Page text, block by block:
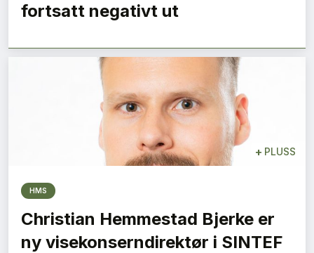
fortsatt negativt ut
+ PLUSS
HMS
Christian Hemmestad Bjerke er
ny visekonserndirektør i SINTEF